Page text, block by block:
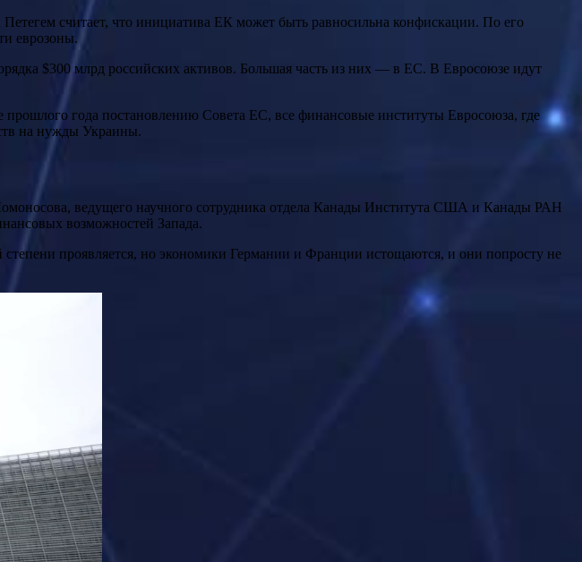
считает, что инициатива ЕК может быть равносильна конфискации. По его
еврозоны.
$300 млрд российских активов. Большая часть из них — в ЕС. В Евросоюзе идут
года постановлению Совета ЕС, все финансовые институты Евросоюза, где
на нужды Украины.
ведущего научного сотрудника отдела Канады Института США и Канады РАН
возможностей Запада.
проявляется, но экономики Германии и Франции истощаются, и они попросту не